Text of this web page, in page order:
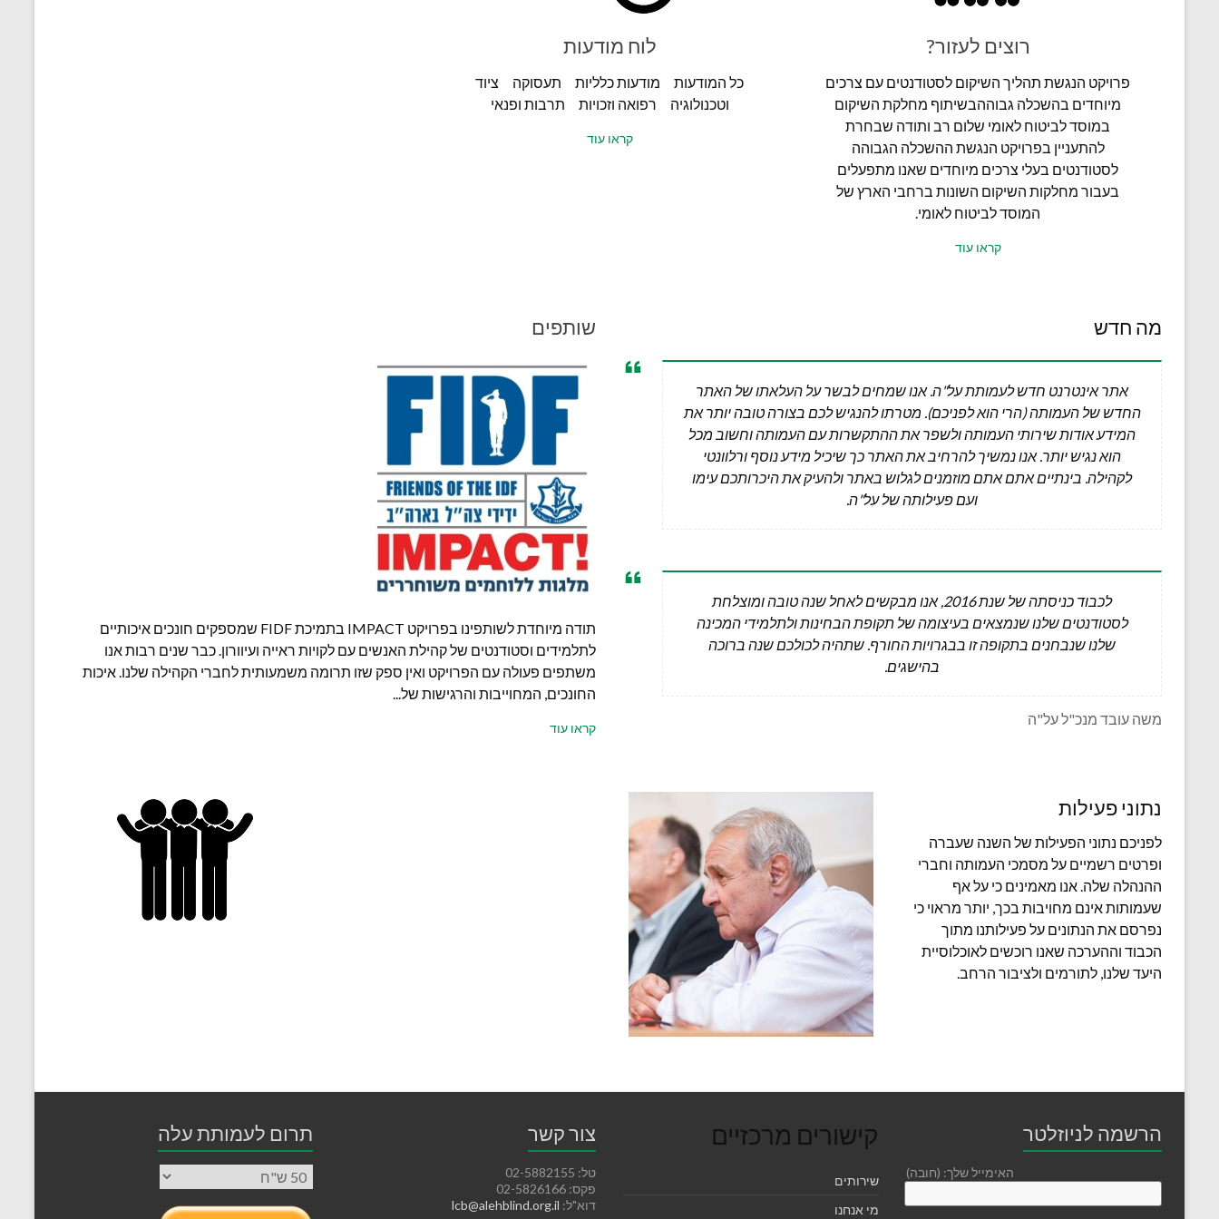
לוח מודעות
כל המודעות מודעות כלליות תעסוקה ציוד
וטכנולוגיה רפואה וזכויות תרבות ופנאי
קראו עוד
רוצים לעזור?
פרויקט הנגשת תהליך השיקום לסטודנטים עם צרכים
מיוחדים בהשכלה גבוההבשיתוף מחלקת השיקום
במוסד לביטוח לאומי שלום רב ותודה שבחרת
להתעניין בפרויקט הנגשת ההשכלה הגבוהה
לסטודנטים בעלי צרכים מיוחדים שאנו מתפעלים
בעבור מחלקות השיקום השונות ברחבי הארץ של
המוסד לביטוח לאומי.
קראו עוד
שותפים
תודה מיוחדת לשותפינו בפרויקט IMPACT בתמיכת FIDF שמספקים חונכים איכותיים
לתלמידים וסטודנטים של קהילת האנשים עם לקויות ראייה ועיוורון. כבר שנים רבות אנו
משתפים פעולה עם הפרויקט ואין ספק שזו תרומה משמעותית לחברי הקהילה שלנו. איכות
החונכים, המחוייבות והרגישות של...
קראו עוד
מה חדש
אתר אינטרנט חדש לעמותת על"ה. אנו שמחים לבשר על העלאתו של האתר
החדש של העמותה (הרי הוא לפניכם). מטרתו להנגיש לכם בצורה טובה יותר את
המידע אודות שירותי העמותה ולשפר את ההתקשרות עם העמותה וחשוב מכל
הוא נגיש יותר. אנו נמשיך להרחיב את האתר כך שיכיל מידע נוסף ורלוונטי
לקהילה. בינתיים אתם אתם מוזמנים לגלוש באתר ולהעיק את היכרותכם עימו
ועם פעילותה של על"ה.
לכבוד כניסתה של שנת 2016, אנו מבקשים לאחל שנה טובה ומוצלחת
לסטודנטים שלנו שנמצאים בעיצומה של תקופת הבחינות ולתלמידי המכינה
שלנו שנבחנים בתקופה זו בבגרויות החורף. שתהיה לכולכם שנה ברוכה
בהישגים.
משה עובד מנכ"ל על"ה
נתוני פעילות
לפניכם נתוני הפעילות של השנה שעברה
ופרטים רשמיים על מסמכי העמותה וחברי
ההנהלה שלה. אנו מאמינים כי על אף
שעמותות אינם מחויבות בכך, יותר מראוי כי
נפרסם את הנתונים על פעילותנו מתוך
הכבוד וההערכה שאנו רוכשים לאוכלוסיית
היעד שלנו, לתורמים ולציבור הרחב.
הרשמה לניוזלטר
האימייל שלך: (חובה)
קישורים מרכזיים
שירותים
מי אנחנו
צור קשר
טל: 02-5882155
פקס: 02-5826166
דוא"ל:
תרום לעמותת עלה